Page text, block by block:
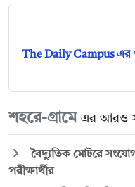
The Daily Campus এর
শহরে-গ্রামে এর আরও
বৈদ্যুতিক মোটরে
পরীক্ষার্থীর